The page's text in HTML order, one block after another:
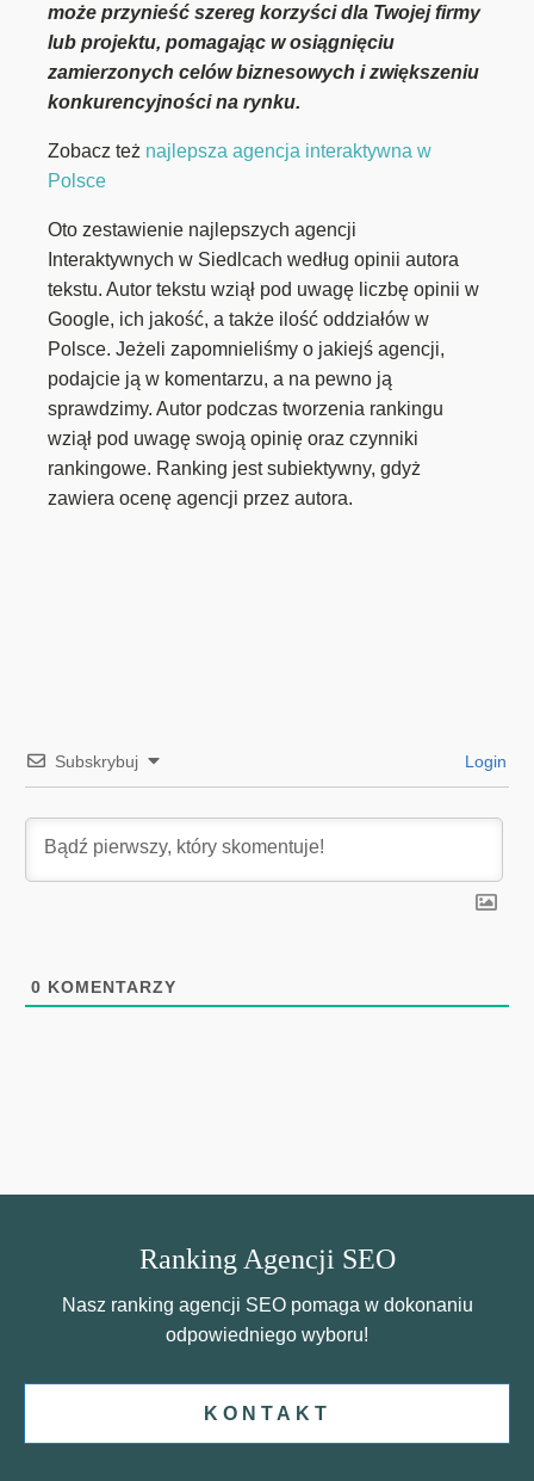
może przynieść szereg korzyści dla Twojej firmy
lub projektu, pomagając w osiągnięciu
zamierzonych celów biznesowych i zwiększeniu
konkurencyjności na rynku.
Zobacz też najlepsza agencja interaktywna w
Polsce
Oto zestawienie najlepszych agencji
Interaktywnych w Siedlcach według opinii autora
tekstu. Autor tekstu wziął pod uwagę liczbę opinii w
Google, ich jakość, a także ilość oddziałów w
Polsce. Jeżeli zapomnieliśmy o jakiejś agencji,
podajcie ją w komentarzu, a na pewno ją
sprawdzimy. Autor podczas tworzenia rankingu
wziął pod uwagę swoją opinię oraz czynniki
rankingowe. Ranking jest subiektywny, gdyż
zawiera ocenę agencji przez autora.
Subskrybuj Login
0 KOMENTARZY
Ranking Agencji SEO
Nasz ranking agencji SEO pomaga w dokonaniu
odpowiedniego wyboru!
KONTAKT